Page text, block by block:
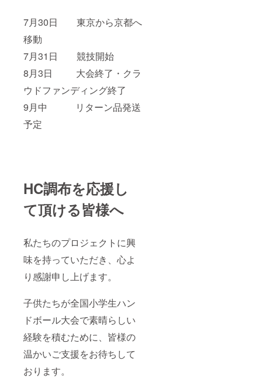
7月30日 東京から京都へ
移動
7月31日 競技開始
8月3日 大会終了・クラ
ウドファンディング終了
9月中 リターン品発送
予定
HC調布を応援し
て頂ける皆様へ
私たちのプロジェクトに興
味を持っていただき、心よ
り感謝申し上げます。
子供たちが全国小学生ハン
ドボール大会で素晴らしい
経験を積むために、皆様の
温かいご支援をお待ちして
おります。